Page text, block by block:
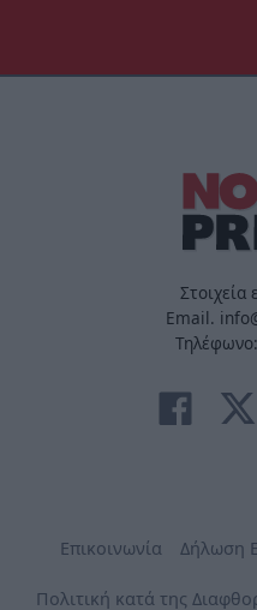
Στοιχεία
Email.
Επικοινωνία Δήλωση
Πολιτική κατά της